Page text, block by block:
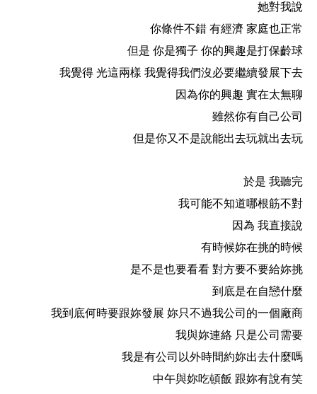
她對我說
你條件不錯 有經濟 家庭也正常
但是 你是獨子 你的興趣是打保齡球
我覺得 光這兩樣 我覺得我們沒必要繼續發展下去
因為你的興趣 實在太無聊
雖然你有自己公司
但是你又不是說能出去玩就出去玩
於是 我聽完
我可能不知道哪根筋不對
因為 我直接說
有時候妳在挑的時候
是不是也要看看 對方要不要給妳挑
到底是在自戀什麼
我到底何時要跟妳發展 妳只不過我公司的一個廠商
我與妳連絡 只是公司需要
我是有公司以外時間約妳出去什麼嗎
中午與妳吃頓飯 跟妳有說有笑